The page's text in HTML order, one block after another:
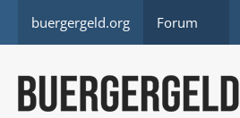
buergergeld.org Forum